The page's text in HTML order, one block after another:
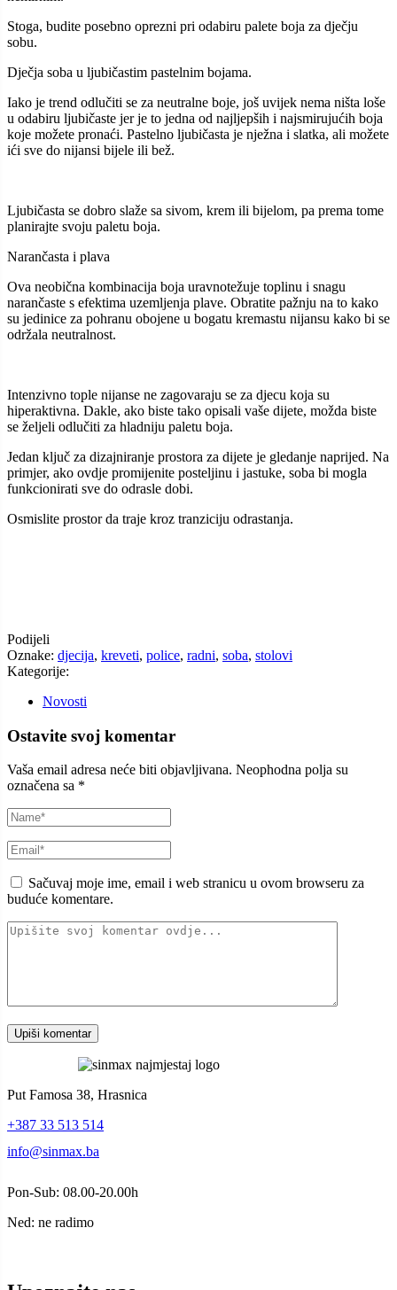
Stoga, budite posebno oprezni pri odabiru palete boja za dječju
sobu.
Dječja soba u ljubičastim pastelnim bojama.
Iako je trend odlučiti se za neutralne boje, još uvijek nema ništa loše
u odabiru ljubičaste jer je to jedna od najljepših i najsmirujućih boja
koje možete pronaći. Pastelno ljubičasta je nježna i slatka, ali možete
ići sve do nijansi bijele ili bež.
Ljubičasta se dobro slaže sa sivom, krem ili bijelom, pa prema tome
planirajte svoju paletu boja.
Narančasta i plava
Ova neobična kombinacija boja uravnotežuje toplinu i snagu
narančaste s efektima uzemljenja plave. Obratite pažnju na to kako
su jedinice za pohranu obojene u bogatu kremastu nijansu kako bi se
održala neutralnost.
Intenzivno tople nijanse ne zagovaraju se za djecu koja su
hiperaktivna. Dakle, ako biste tako opisali vaše dijete, možda biste
se željeli odlučiti za hladniju paletu boja.
Jedan ključ za dizajniranje prostora za dijete je gledanje naprijed. Na
primjer, ako ovdje promijenite posteljinu i jastuke, soba bi mogla
funkcionirati sve do odrasle dobi.
Osmislite prostor da traje kroz tranziciju odrastanja.
Podijeli
Oznake: djecija, kreveti, police, radni, soba, stolovi
Kategorije:
Novosti
Ostavite svoj komentar
Vaša email adresa neće biti objavljivana. Neophodna polja su
označena sa *
Sačuvaj moje ime, email i web stranicu u ovom browseru za
buduće komentare.
Put Famosa 38, Hrasnica
+387 33 513 514
info@sinmax.ba
Pon-Sub: 08.00-20.00h
Ned: ne radimo